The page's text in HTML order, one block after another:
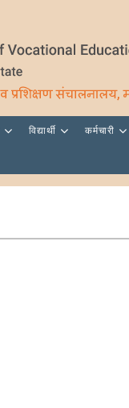
विद्यार्थी कर्मचारी